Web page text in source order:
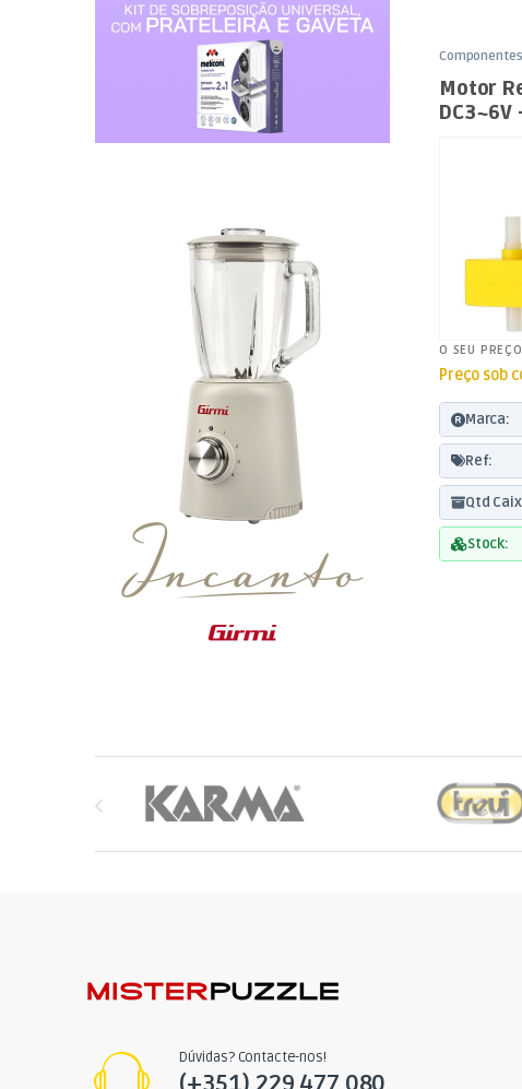
Motor
O SEU PREÇO
Preço sob
Marca:
Ref:
Qtd
Stock:
Dúvidas? Contacte-nos!
(+351) 229 477 080